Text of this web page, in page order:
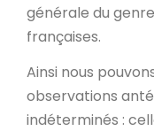
générale du genre
françaises.
Ainsi nous
observations
indéterminés :